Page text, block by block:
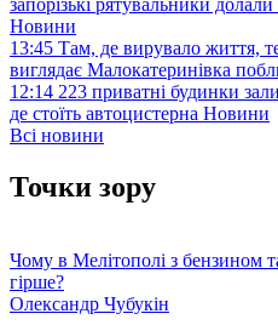
Новини
13:45 Там, де вирувало життя,
виглядає Малокатеринівка
12:14 223 приватні будинки
де стоїть автоцистерна Новини
Всі новини
Точки зору
Чому в Мелітополі з бензином
гірше?
Олександр Чубукін